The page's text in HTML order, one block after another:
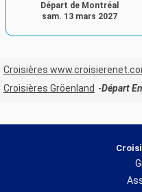
Départ de Montréal
sam. 13 mars 2027
Croisières
Croisières Gröenland
Départ